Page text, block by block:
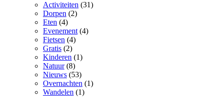
Activiteiten (31)
Dorpen (2)
Eten (4)
Evenement(4)
Fietsen (4)
Gratis (2)
Kinderen (1)
Natuur(8)
Nieuws (53)
Overnachten (1)
Wandelen (1)